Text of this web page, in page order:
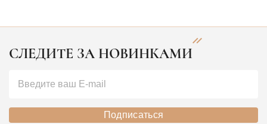
индивидуально.
СЛЕДИТЕ ЗА НОВИНКАМИ
Подписаться